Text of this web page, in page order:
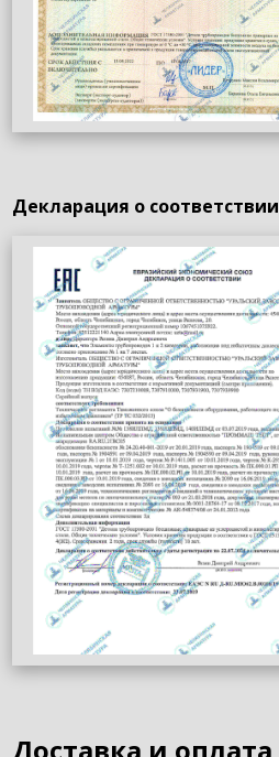
Декларация о соответствии
Доставка и оплата